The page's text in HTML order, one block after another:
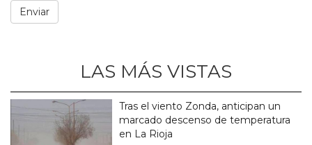
LAS MÁS VISTAS
Tras el viento Zonda, anticipan un
marcado descenso de temperatura
en La Rioja